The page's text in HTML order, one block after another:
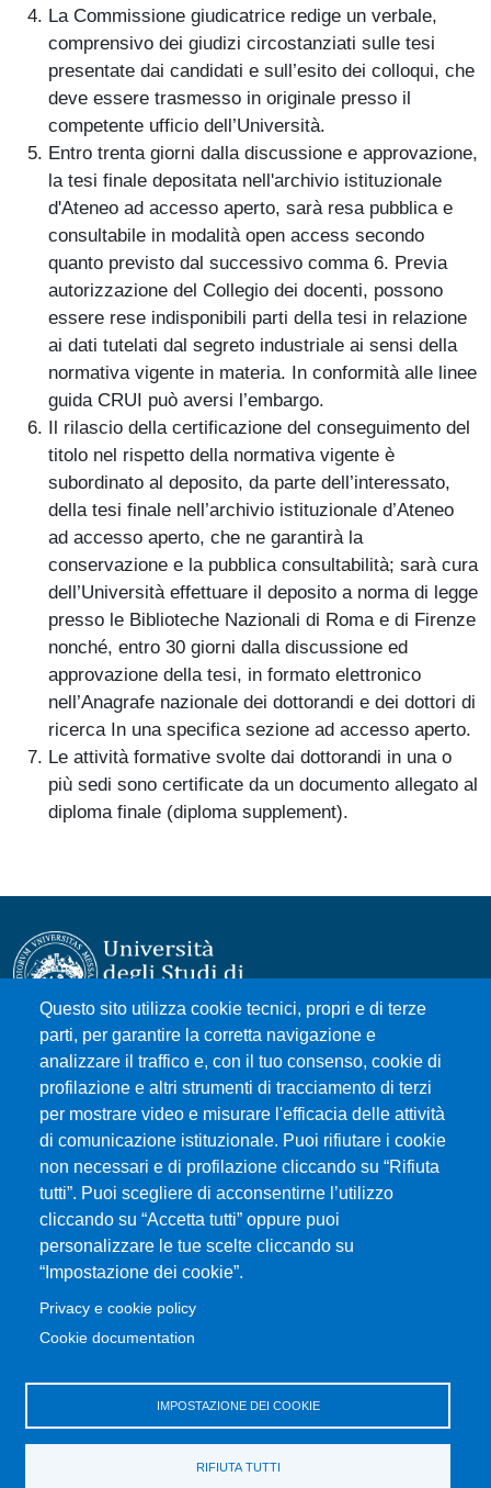
La Commissione giudicatrice redige un verbale,
comprensivo dei giudizi circostanziati sulle tesi
presentate dai candidati e sull’esito dei colloqui, che
deve essere trasmesso in originale presso il
competente ufficio dell’Università.
Entro trenta giorni dalla discussione e approvazione,
la tesi finale depositata nell'archivio istituzionale
d'Ateneo ad accesso aperto, sarà resa pubblica e
consultabile in modalità open access secondo
quanto previsto dal successivo comma 6. Previa
autorizzazione del Collegio dei docenti, possono
essere rese indisponibili parti della tesi in relazione
ai dati tutelati dal segreto industriale ai sensi della
normativa vigente in materia. In conformità alle linee
guida CRUI può aversi l’embargo.
Il rilascio della certificazione del conseguimento del
titolo nel rispetto della normativa vigente è
subordinato al deposito, da parte dell’interessato,
della tesi finale nell’archivio istituzionale d’Ateneo
ad accesso aperto, che ne garantirà la
conservazione e la pubblica consultabilità; sarà cura
dell’Università effettuare il deposito a norma di legge
presso le Biblioteche Nazionali di Roma e di Firenze
nonché, entro 30 giorni dalla discussione ed
approvazione della tesi, in formato elettronico
nell’Anagrafe nazionale dei dottorandi e dei dottori di
ricerca In una specifica sezione ad accesso aperto.
Le attività formative svolte dai dottorandi in una o
più sedi sono certificate da un documento allegato al
diploma finale (diploma supplement).
Questo sito utilizza cookie tecnici, propri e di terze
parti, per garantire la corretta navigazione e
analizzare il traffico e, con il tuo consenso, cookie di
profilazione e altri strumenti di tracciamento di terzi
per mostrare video e misurare l'efficacia delle attività
di comunicazione istituzionale. Puoi rifiutare i cookie
non necessari e di profilazione cliccando su “Rifiuta
tutti”. Puoi scegliere di acconsentirne l’utilizzo
cliccando su “Accetta tutti” oppure puoi
personalizzare le tue scelte cliccando su
“Impostazione dei cookie”.
Privacy e cookie policy
Cookie documentation
IMPOSTAZIONE DEI COOKIE
RIFIUTA TUTTI
Università degli Studi di Messina
Piazza Pugliatti, 1 - 98122 Messina
Cod. Fiscale 80004070837
P.IVA 00724160833
Centralino: 090 676 1
MENÙ SOCIAL
MENÙ FOOTER 1
Accessibilità
Mappa del sito
Privacy e cookie policy
MENÙ FOOTER 2
Portale di Ateneo
Amministrazione trasparente